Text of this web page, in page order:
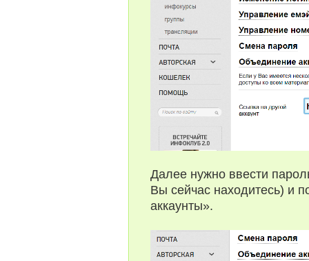
Далее нужно ввести
Вы сейчас находитесь) и
аккаунты».